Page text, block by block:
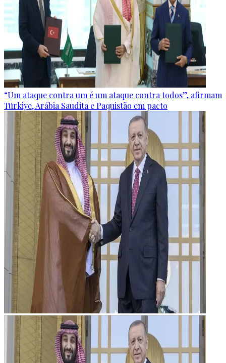
“Um ataque contra um é um ataque contra todos”, afirmam
Türkiye, Arábia Saudita e Paquistão em pacto